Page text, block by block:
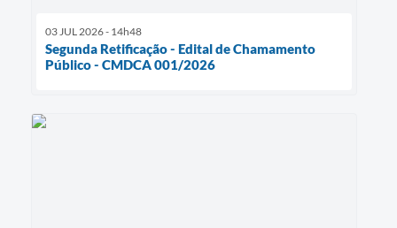
03 JUL 2026 - 14h48
Segunda Retificação - Edital de Chamamento
Público - CMDCA 001/2026